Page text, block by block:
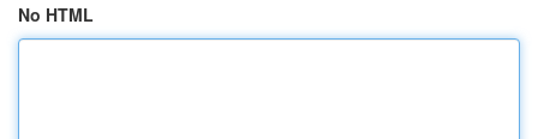
No HTML